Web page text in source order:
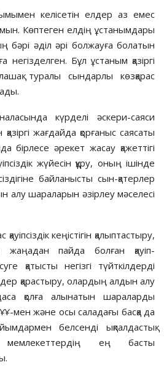
келісетін елдер аз емес
Көптеген елдің ұста­нымдары
бәрі әділ әрі болжауға болатын
негізделген. Бұл ұстаным қазіргі
туралы сындарлы көзқарас
күрделі әскери-саяси
жағдайда қорғаныс саясаты
бірлесе әрекет жасау қажеттігі
жүйе­сін құру, оның ішінде
байланысты сын-қатерлер
алу шараларын әзірлеу мәселесі
кеңістігін қалыптастыру,
пайда болған қауіп-
қатысты негізгі түйткілдерді
қарастыру, олардың алдын алу
қолға алынатын шараларды
мен және осы саладағы басқа да
белсенді ықпалдастық
мемлекеттердің ең басты